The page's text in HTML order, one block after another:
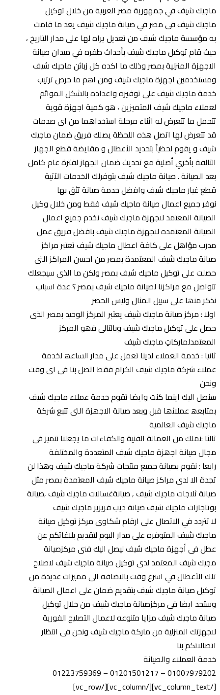
ماجيك شيف في جمهورية مصر العربية من خلال توكيل
ماجيك شيف فى مصر في صيانة ماجيك شيف يعد ما قامت
به مؤسسة ماجيك شيف من تعديل يراه لها على مدار التاريخ ،
حيث قام توكيل ماجيك شيف بأحداث طفره في ميدان صيانة
الاجهزة المنزلية بمصر وذلك ما اكده كل زبائن ماجيك شيف
ومستخدمين اجهزة ماجيك شيف ومن اهم ما حرص ترتيب
خدمة ماجيك شيف على توفيره واعداده بالشكل الموائم
لعملاء ماجيك شيف المتميزين ، هو كمية اجهزة قوية
تتحمل ما تتعرض له اثناء مرحلة استخداهما من اى صدمات
قد تتعرض لها اتصل هذه اللحظة يصلك فريق ضمان ماجيك
شيف و يقوم لحظياً بتحديد الأعطال و مقايضة قطع الجهاز
التالفة بأخري أصلية مع تحديث ضمان الجهاز لفترة عام كامل
بعد الصيانة . صيانة ماجيك شيف بتوفرلك الخدمات الآتية
قطع غيار ماجيك شيف وافضل خدمة صيانة تثق بها
نوفر جميع اعمال صيانة ماجيك شيف فقط ومن خلال وكيل
الصيانة المعتمد لاجهزة ماجيك شيف نخدم جميع اعمال
الصيانة المعتمده لاجهزة ماجيك شيف بافضل فريق عمل
مدرب مؤاهل على كافة اعطال ماجيك شيف تعتبر مراكز
صیانة ماجيك شيف المعتمدة بمصر من احسن المراكز التى
حصلت على توكیل ماجيك شيف بمصر ولكن ما الذى سیجعلك
تتواصل مع مراكزنا لصیانة ماجيك شيف بمصر ؟ عدة اسباب
نذكر منھا على سبیل المثال ولیس الحصر
اولا : مركز صیانة ماجيك شيف یعتبر المركز الوحید بمصر الذى
حصل على توكیل ماجيك شيف وبالتالى فھو المركز
المعتمدلماركاتِِ ماجيك شيف
ثانیا : خدمة العملاء لدینا تعمل على مدار الساعھ لخدمة
عملاء شركة ماجيك شيف الكرام فقط اتصل بنا فى اى وقت
ونحن
سنصل الیك اینما كنت وایضا تقوم خدمة عملاء ماجيك شيف
بمتابعھ عملائھا قبل وبعد صیانة الاجھزة التى تتبع شركة
ماجيك شيف العالمیة
ثالثا :نملك من العمالة الفنیة والكفاءات ما یجعلنا نتمیز فى
مجال صیانة اجھزة ماجيك شيف المتعددة والمختلفة
رابعا : نقوم بصیانة جمیع منتجات شركة ماجيك شيف وھذا لن
تجدة الا لدى مراكز صیانة ماجيك شيف المعتمدة بمصر مثل
صیانة ثلاجات ماجيك شيف , صیانةغسالات ماجيك شيف ,صیانة
بوتاجازات ماجيك شيف صیانة دیب فریزیر ماجيك شيف
لا تتردد في الاتصال على ارقام شكاوى مركز توكيل صيانة
ماجيك شيف المتوفره على مدار اليوم لتقديم بلاغاتكم عن
عطل فى أجهزة ماجيك شيف ليصل اليك فنى مركزصيانة
مجيك شيف المعتمد لدى توكيل صيانة ماجيك شيف لاصلاح
تلك الأعطال في اسرع وقت بالاضافه الى مميزات عديدة من
توكيل صيانة ماجيك شيف بتقديم ضمان على اعمال الصيانة
وستجد ايضا في مركزصيانة ماجيك شيف من خلال توكيل
صيانة ماجيك شيف مزايا متنوعه لاعمال التصليح الفورية
لاجهزتك المنزلية من ماركة ماجيك شيف ونحن فى انتظار
اتصالاتكم بنا
خدمة العملاء والصيانة
01007979202 – 01201501217 – 01223759369
[/vc_column_text][/vc_column][/vc_row]